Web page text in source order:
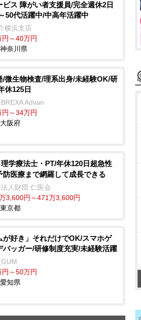
ビス 障がい者支援員/完全週休2日
50代活躍中/中高年活躍中
横浜支店
円～40万円
奈川県
/微生物検査/理系出身/未経験OK/研
休125日
Advan
円～34万円
阪府
理学療法士・PT/年休120日超急性
防医療まで網羅して成長できる
人財団 仁医会
3,600円～471万3,600円
京都
が好き」それだけでOK/スマホゲ
バッガー/研修制度充実/未経験活躍
円～50万円
知県